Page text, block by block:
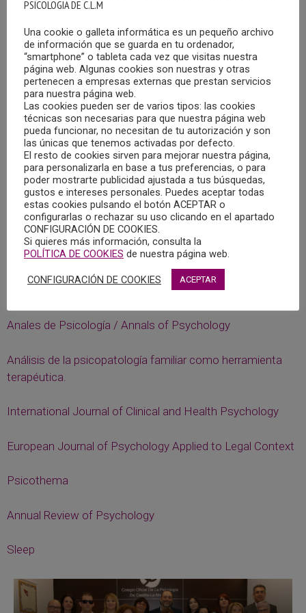
Anales de Psicología. Vol. 39 Núm. 1 (2023): Enero – Abril
Anales de Psicología. Vol. 38 Núm. 2 (2022): Mayo –
Septiembre.
Anales de Psicología. Vol. 37 Núm. 3 (2021): Octubre –
Diciembre.
Anales de Psicología. Vol. 37 Núm. 2 (2021): Mayo –
Septiembre.
Volumen 6, Número 3 (septiembre 2019) de la Revista de
Psicología Clínica con Niños y Adolescentes
Psicothema – Síntomas parentales de trastornos de la
conducta alimentaria en distintos diagnósticos clínicos
Anales de Psicología / Annals of Psychology
Análisis de la psicopatología familiar como herramienta
terapéutica.
International Journal of Clinical and Health Psychology
European Journal of Psychology Applied to Legal Context
Psicothema
Annual Review of Psychology
Sleep
PSICOLOGIA DE C.L.M
Una cookie o galleta informática es un pequeño archivo
de información que se guarda en tu ordenador,
“smartphone” o tableta cada vez que visitas nuestra
página web. Algunas cookies son nuestras y otras
pertenecen a empresas externas que prestan servicios
para nuestra página web.
Las cookies pueden ser de varios tipos: las cookies
técnicas son necesarias para que nuestra página web
pueda funcionar, no necesitan de tu autorización y son
las únicas que tenemos activadas por defecto.
El resto de cookies sirven para mejorar nuestra página,
para personalizarla en base a tus preferencias, o para
poder mostrarte publicidad ajustada a tus búsquedas,
gustos e intereses personales. Puedes aceptar todas
estas cookies pulsando el botón ACEPTAR o
configurarlas o rechazar su uso clicando en el apartado
CONFIGURACIÓN DE COOKIES.
Si quieres más información, consulta la
POLÍTICA DE COOKIES de nuestra página web.
CONFIGURACIÓN DE COOKIES ACEPTAR